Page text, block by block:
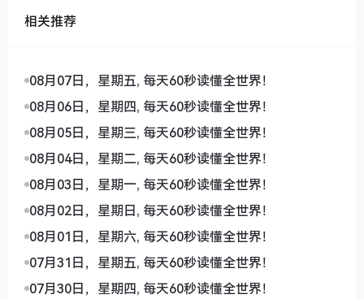
相关推荐
08月07日，星期五, 每天60秒读懂全世界！
08月06日，星期四, 每天60秒读懂全世界！
08月05日，星期三, 每天60秒读懂全世界！
08月04日，星期二, 每天60秒读懂全世界！
08月03日，星期一, 每天60秒读懂全世界！
08月02日，星期日, 每天60秒读懂全世界！
08月01日，星期六, 每天60秒读懂全世界！
07月31日，星期五, 每天60秒读懂全世界！
07月30日，星期四, 每天60秒读懂全世界！